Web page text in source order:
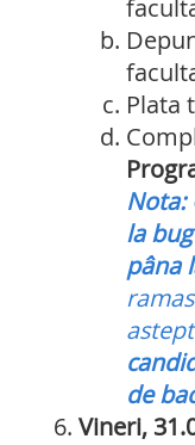
Plata
Nota:
la
pâna
de
Vineri,